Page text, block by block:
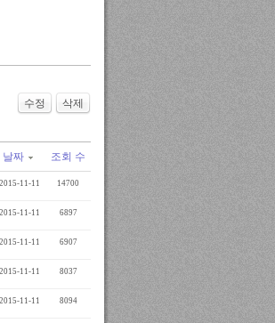
수정 삭제
날짜 조회 수
2015-11-11 14700
2015-11-11 6897
2015-11-11 6907
2015-11-11 8037
2015-11-11 8094